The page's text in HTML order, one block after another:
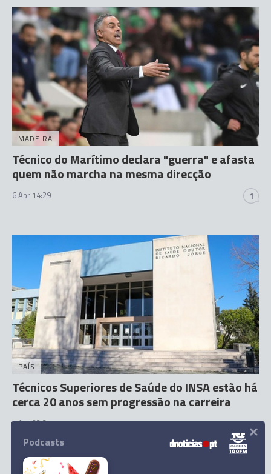
MADEIRA
Técnico do Marítimo declara "guerra" e afasta
quem não marcha na mesma direcção
6 Abr 14:29 1
PAÍS
Técnicos Superiores de Saúde do INSA estão há
cerca 20 anos sem progressão na carreira
4 Abr 22:25
Podcasts ×